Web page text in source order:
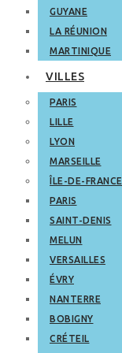
GUYANE
LA RÉUNION
MARTINIQUE
VILLES
PARIS
LILLE
LYON
MARSEILLE
ÎLE-DE-FRANCE
PARIS
SAINT-DENIS
MELUN
VERSAILLES
ÉVRY
NANTERRE
BOBIGNY
CRÉTEIL